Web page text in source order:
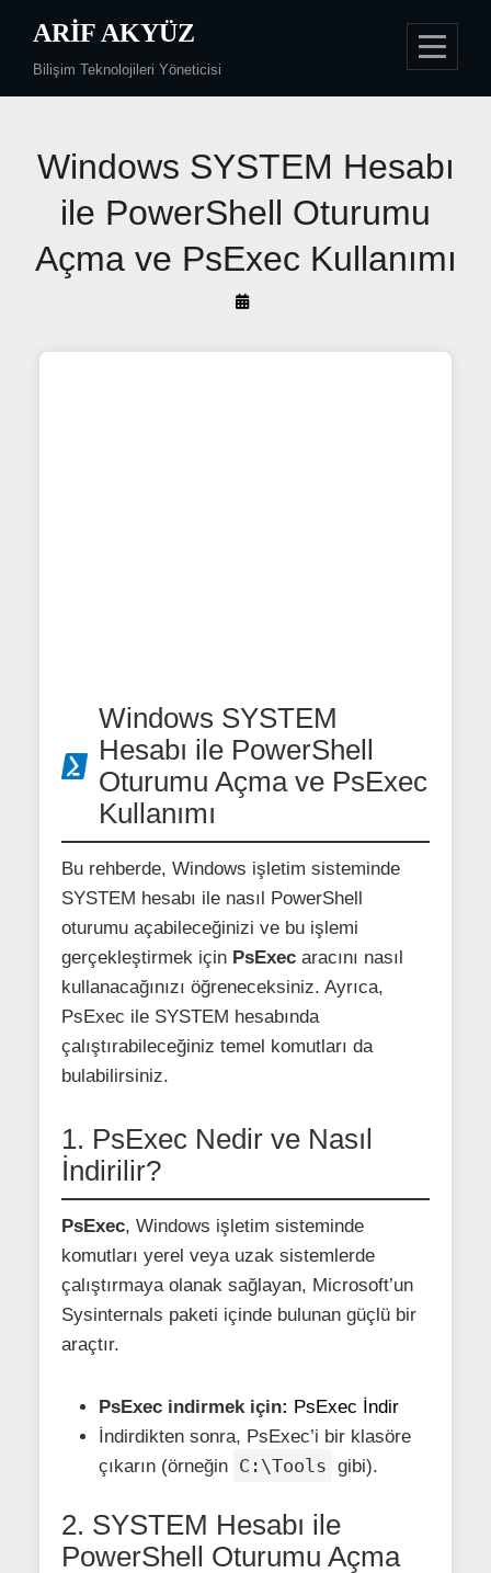
content
ARIF AKYÜZ
Bilişim Teknolojileri Yöneticisi
Windows SYSTEM Hesabı
ile PowerShell Oturumu
Açma ve PsExec Kullanımı
By
Akyüz
Windows SYSTEM
Hesabı ile PowerShell
Oturumu Açma ve PsExec
Kullanımı
Bu rehberde, Windows işletim sisteminde
SYSTEM hesabı ile nasıl PowerShell
oturumu açabileceğinizi ve bu işlemi
gerçekleştirmek için PsExecaracını nasıl
kullanacağınızı öğreneceksiniz. Ayrıca,
PsExec ile SYSTEM hesabında
çalıştırabileceğiniz temel komutları da
bulabilirsiniz.
1. PsExec Nedir ve Nasıl
İndirilir?
PsExec, Windows işletim sisteminde
komutları yerel veya uzak sistemlerde
çalıştırmaya olanak sağlayan, Microsoft’un
Sysinternals paketi içinde bulunan güçlü bir
araçtır.
PsExec indirmek için: PsExec İndir
İndirdikten sonra, PsExec’i bir klasöre
çıkarın (örneğin C:\Tools gibi).
2. SYSTEM Hesabı ile
PowerShell Oturumu Açma
gezinmesi